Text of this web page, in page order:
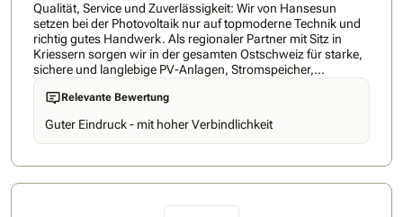
Qualität, Service und Zuverlässigkeit: Wir von Hansesun
setzen bei der Photovoltaik nur auf topmoderne Technik und
richtig gutes Handwerk. Als regionaler Partner mit Sitz in
Kriessern sorgen wir in der gesamten Ostschweiz für starke,
sichere und langlebige PV-Anlagen, Stromspeicher,
Steuerungen und E‑Auto-Ladestationen. Weil Solarenergie
kostenlos, umweltschonend und wertvoll ist, schöpfen wir die
volle Kraft der Sonne aus. Wir planen, montieren, installieren,
servicieren und wickeln alle Formalitäten von der Bewilligung
und Förderung bis zum Netzanschluss aus einer Hand ab.
Relevante Bewertung
Guter Eindruck - mit hoher Verbindlichkeit